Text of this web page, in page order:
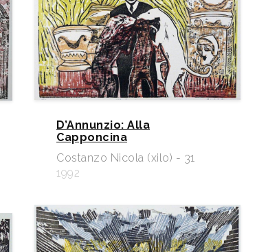
D’Annunzio: Alla
Capponcina
Costanzo Nicola (xilo) - 31
1992